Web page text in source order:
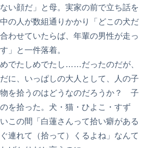
い顔だ」と母。実家の前で立ち話を
の人が数組通りかかり「どこの犬だ
わせていたらば、年輩の男性が走っ
」と一件落着。
でたしめでたし……だったのだが、
に、いっぱしの大人として、人の子
を拾うのはどうなのだろうか？ 子
を拾った。犬・猫・ひよこ・すず
この間「白蓮さんって拾い癖がある
連れて（拾って）くるよね」なんて